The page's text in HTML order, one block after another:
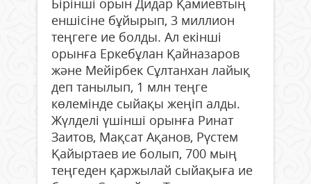
еншісіне бұйырып, 3 миллион
теңгеге ие болды. Ал екінші
орынға Еркебұлан Қайназаров
және Мейірбек Сұлтанхан лайық
деп танылып, 1 млн теңге
көлемінде сыйақы жеңіп алды.
Жүлделі үшінші орынға Ринат
Заитов, Мақсат Ақанов, Рүстем
Қайыртаев ие болып, 700 мың
теңгеден қаржылай сыйақыға ие